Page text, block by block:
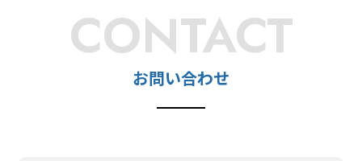
CONTACT
お問い合わせ